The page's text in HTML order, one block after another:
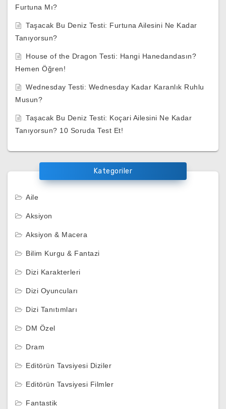
Furtuna Mı?
Taşacak Bu Deniz Testi: Furtuna Ailesini Ne Kadar
Tanıyorsun?
House of the Dragon Testi: Hangi Hanedandasın?
Hemen Öğren!
Wednesday Testi: Wednesday Kadar Karanlık Ruhlu
Musun?
Taşacak Bu Deniz Testi: Koçari Ailesini Ne Kadar
Tanıyorsun? 10 Soruda Test Et!
Kategoriler
Aile
Aksiyon
Aksiyon & Macera
Bilim Kurgu & Fantazi
Dizi Karakterleri
Dizi Oyuncuları
Dizi Tanıtımları
DM Özel
Dram
Editörün Tavsiyesi Diziler
Editörün Tavsiyesi Filmler
Fantastik